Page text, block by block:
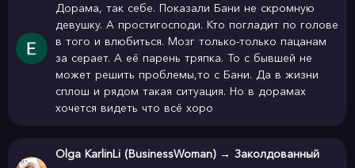
Дорама, так себе. Показали Бани не скромную
девушку. А простигосподи. Кто погладит по голове
в того и влюбиться. Мозг только-только пацанам
за серает. А её парень тряпка. То с бывшей не
может решить проблемы,то с Бани. Да в жизни
сплош и рядом такая ситуация. Но в дорамах
хочется видеть что всё хоро
Olga KarlinLi (BusinessWoman) → Заколдованный